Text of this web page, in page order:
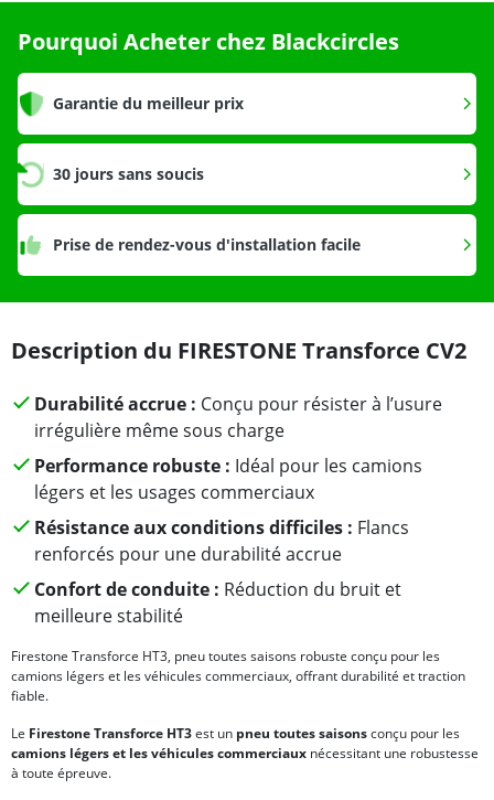
Pourquoi Acheter chez Blackcircles
Garantie du meilleur prix
30 jours sans soucis
Prise de rendez-vous d'installation facile
Description du FIRESTONE Transforce CV2
Durabilité accrue : Conçu pour résister à l’usure
irrégulière même sous charge
Performance robuste : Idéal pour les camions
légers et les usages commerciaux
Résistance aux conditions difficiles : Flancs
renforcés pour une durabilité accrue
Confort de conduite : Réduction du bruit et
meilleure stabilité
Firestone Transforce HT3, pneu toutes saisons robuste conçu pour les
camions légers et les véhicules commerciaux, offrant durabilité et traction
fiable.
Le Firestone Transforce HT3est un pneu toutes saisonsconçu pour les
camions légers et les véhicules commerciaux nécessitant une robustesse
à toute épreuve.